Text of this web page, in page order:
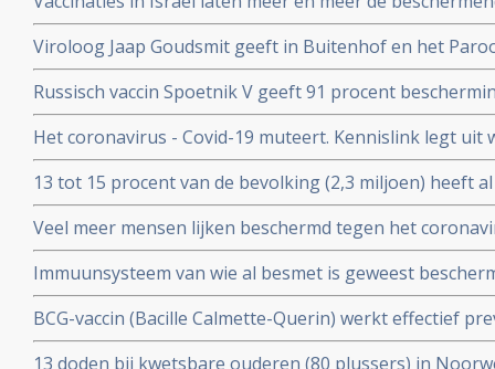
een maand meer jongeren opgenomen dan ouderen in
Viroloog Jaap Goudsmit geeft in Buitenhof en het
snel van de maatregelen afkomen. Vaccineer alle 60
Russisch vaccin Spoetnik V geeft 91 procent
procent bescherming tegen ernstig ziek worden. Blijkt
tussenresultaten
Het coronavirus - Covid-19 muteert. Kennislink legt uit
vaccins bv.
13 tot 15 procent van de bevolking (2,3 miljoen) heeft
coronavirus aangemaakt en hebben al langdurende
opgebouwd. Blijkt uit onderzoek van bloedbank
bloeddonoren.
Veel meer mensen lijken beschermd tegen het
gedacht. Door vroegere besmettingen met
immuniteit opgebouwd.
Immuunsysteem van wie al besmet is geweest
uit ons immuunsysteem ook tegen nieuwe mutaties
Braziliaanse mutaties van het coronavirus - Covid-19
BCG-vaccin (Bacille Calmette-Querin) werkt effectief
ziekten – mogelijk ook tegen COVID-19. RADBOUD
13 doden bij kwetsbare ouderen (80 plussers) in